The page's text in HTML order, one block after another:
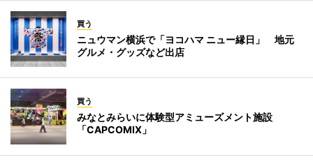
買う
ニュウマン横浜で「ヨコハマ ニュー縁日」 地元
グルメ・グッズなど出店
買う
みなとみらいに体験型アミューズメント施設
「CAPCOMIX」